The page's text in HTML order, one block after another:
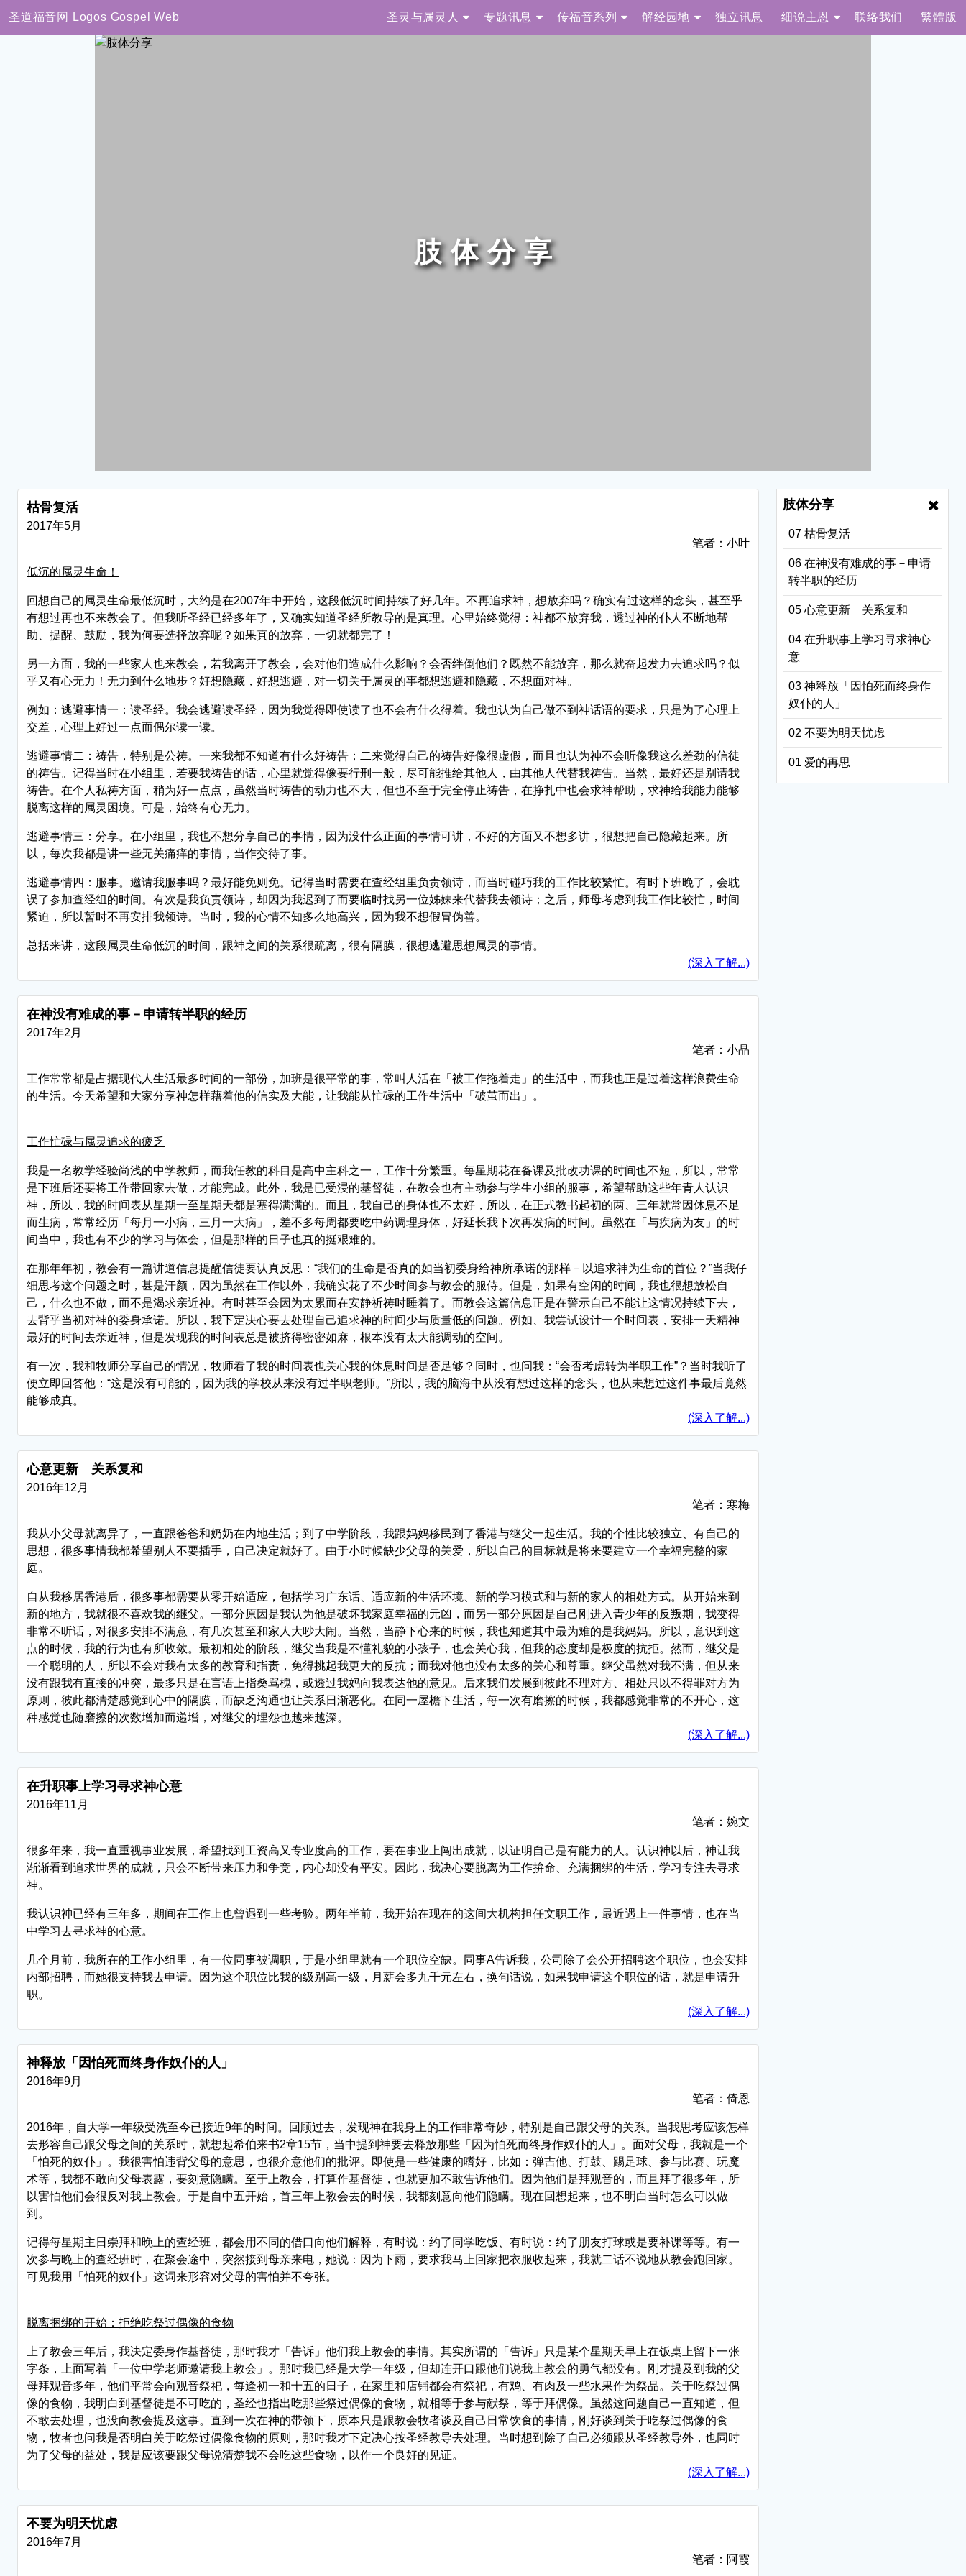
圣道福音网 Logos Gospel Web 圣灵与属灵人 专题讯息 传福音系列 解经园地 独立讯息 细说主恩 联络我们 繁體版
肢体分享
枯骨复活
2017年5月
笔者：小叶
低沉的属灵生命！
回想自己的属灵生命最低沉时，大约是在2007年中开始，这段低沉时间持续了好几年。不再追求神，想放弃吗？确实有过这样的念头，甚至乎
有想过再也不来教会了。但我听圣经已经多年了，又确实知道圣经所教导的是真理。心里始终觉得：神都不放弃我，透过神的仆人不断地帮
助、提醒、鼓励，我为何要选择放弃呢？如果真的放弃，一切就都完了！
另一方面，我的一些家人也来教会，若我离开了教会，会对他们造成什么影响？会否绊倒他们？既然不能放弃，那么就奋起发力去追求吗？似
乎又有心无力！无力到什么地步？好想隐藏，好想逃避，对一切关于属灵的事都想逃避和隐藏，不想面对神。
例如：逃避事情一：读圣经。我会逃避读圣经，因为我觉得即使读了也不会有什么得着。我也认为自己做不到神话语的要求，只是为了心理上
交差，心理上好过一点而偶尔读一读。
逃避事情二：祷告，特别是公祷。一来我都不知道有什么好祷告；二来觉得自己的祷告好像很虚假，而且也认为神不会听像我这么差劲的信徒
的祷告。记得当时在小组里，若要我祷告的话，心里就觉得像要行刑一般，尽可能推给其他人，由其他人代替我祷告。当然，最好还是别请我
祷告。在个人私祷方面，稍为好一点点，虽然当时祷告的动力也不大，但也不至于完全停止祷告，在挣扎中也会求神帮助，求神给我能力能够
脱离这样的属灵困境。可是，始终有心无力。
逃避事情三：分享。在小组里，我也不想分享自己的事情，因为没什么正面的事情可讲，不好的方面又不想多讲，很想把自己隐藏起来。所
以，每次我都是讲一些无关痛痒的事情，当作交待了事。
逃避事情四：服事。邀请我服事吗？最好能免则免。记得当时需要在查经组里负责领诗，而当时碰巧我的工作比较繁忙。有时下班晚了，会耽
误了参加查经组的时间。有次是我负责领诗，却因为我迟到了而要临时找另一位姊妹来代替我去领诗；之后，师母考虑到我工作比较忙，时间
紧迫，所以暂时不再安排我领诗。当时，我的心情不知多么地高兴，因为我不想假冒伪善。
总括来讲，这段属灵生命低沉的时间，跟神之间的关系很疏离，很有隔膜，很想逃避思想属灵的事情。
(深入了解...)
在神没有难成的事－申请转半职的经历
2017年2月
笔者：小晶
工作常常都是占据现代人生活最多时间的一部份，加班是很平常的事，常叫人活在「被工作拖着走」的生活中，而我也正是过着这样浪费生命
的生活。今天希望和大家分享神怎样藉着他的信实及大能，让我能从忙碌的工作生活中「破茧而出」。
工作忙碌与属灵追求的疲乏
我是一名教学经验尚浅的中学教师，而我任教的科目是高中主科之一，工作十分繁重。每星期花在备课及批改功课的时间也不短，所以，常常
是下班后还要将工作带回家去做，才能完成。此外，我是已受浸的基督徒，在教会也有主动参与学生小组的服事，希望帮助这些年青人认识
神，所以，我的时间表从星期一至星期天都是塞得满满的。而且，我自己的身体也不太好，所以，在正式教书起初的两、三年就常因休息不足
而生病，常常经历「每月一小病，三月一大病」，差不多每周都要吃中药调理身体，好延长我下次再发病的时间。虽然在「与疾病为友」的时
间当中，我也有不少的学习与体会，但是那样的日子也真的挺艰难的。
在那年年初，教会有一篇讲道信息提醒信徒要认真反思：“我们的生命是否真的如当初委身给神所承诺的那样－以追求神为生命的首位？”当我仔
细思考这个问题之时，甚是汗颜，因为虽然在工作以外，我确实花了不少时间参与教会的服侍。但是，如果有空闲的时间，我也很想放松自
己，什么也不做，而不是渴求亲近神。有时甚至会因为太累而在安静祈祷时睡着了。而教会这篇信息正是在警示自己不能让这情况持续下去，
去背乎当初对神的委身承诺。所以，我下定决心要去处理自己追求神的时间少与质量低的问题。例如、我尝试设计一个时间表，安排一天精神
最好的时间去亲近神，但是发现我的时间表总是被挤得密密如麻，根本没有太大能调动的空间。
有一次，我和牧师分享自己的情况，牧师看了我的时间表也关心我的休息时间是否足够？同时，也问我：“会否考虑转为半职工作”？当时我听了
便立即回答他：“这是没有可能的，因为我的学校从来没有过半职老师。”所以，我的脑海中从没有想过这样的念头，也从未想过这件事最后竟然
能够成真。
(深入了解...)
心意更新 关系复和
2016年12月
笔者：寒梅
我从小父母就离异了，一直跟爸爸和奶奶在内地生活；到了中学阶段，我跟妈妈移民到了香港与继父一起生活。我的个性比较独立、有自己的
思想，很多事情我都希望别人不要插手，自己决定就好了。由于小时候缺少父母的关爱，所以自己的目标就是将来要建立一个幸福完整的家
庭。
自从我移居香港后，很多事都需要从零开始适应，包括学习广东话、适应新的生活环境、新的学习模式和与新的家人的相处方式。从开始来到
新的地方，我就很不喜欢我的继父。一部分原因是我认为他是破坏我家庭幸福的元凶，而另一部分原因是自己刚进入青少年的反叛期，我变得
非常不听话，对很多安排不满意，有几次甚至和家人大吵大闹。当然，当静下心来的时候，我也知道其中最为难的是我妈妈。所以，意识到这
点的时候，我的行为也有所收敛。最初相处的阶段，继父当我是不懂礼貌的小孩子，也会关心我，但我的态度却是极度的抗拒。然而，继父是
一个聪明的人，所以不会对我有太多的教育和指责，免得挑起我更大的反抗；而我对他也没有太多的关心和尊重。继父虽然对我不满，但从来
没有跟我有直接的冲突，最多只是在言语上指桑骂槐，或透过我妈向我表达他的意见。后来我们发展到彼此不理对方、相处只以不得罪对方为
原则，彼此都清楚感觉到心中的隔膜，而缺乏沟通也让关系日渐恶化。在同一屋檐下生活，每一次有磨擦的时候，我都感觉非常的不开心，这
种感觉也随磨擦的次数增加而递增，对继父的埋怨也越来越深。
(深入了解...)
在升职事上学习寻求神心意
2016年11月
笔者：婉文
很多年来，我一直重视事业发展，希望找到工资高又专业度高的工作，要在事业上闯出成就，以证明自己是有能力的人。认识神以后，神让我
渐渐看到追求世界的成就，只会不断带来压力和争竞，内心却没有平安。因此，我决心要脱离为工作拚命、充满捆绑的生活，学习专注去寻求
神。
我认识神已经有三年多，期间在工作上也曾遇到一些考验。两年半前，我开始在现在的这间大机构担任文职工作，最近遇上一件事情，也在当
中学习去寻求神的心意。
几个月前，我所在的工作小组里，有一位同事被调职，于是小组里就有一个职位空缺。同事A告诉我，公司除了会公开招聘这个职位，也会安排
内部招聘，而她很支持我去申请。因为这个职位比我的级别高一级，月薪会多九千元左右，换句话说，如果我申请这个职位的话，就是申请升
职。
(深入了解...)
神释放「因怕死而终身作奴仆的人」
2016年9月
笔者：倚恩
2016年，自大学一年级受洗至今已接近9年的时间。回顾过去，发现神在我身上的工作非常奇妙，特别是自己跟父母的关系。当我思考应该怎样
去形容自己跟父母之间的关系时，就想起希伯来书2章15节，当中提到神要去释放那些「因为怕死而终身作奴仆的人」。面对父母，我就是一个
「怕死的奴仆」。我很害怕违背父母的意思，也很介意他们的批评。即使是一些健康的嗜好，比如：弹吉他、打鼓、踢足球、参与比赛、玩魔
术等，我都不敢向父母表露，要刻意隐瞒。至于上教会，打算作基督徒，也就更加不敢告诉他们。因为他们是拜观音的，而且拜了很多年，所
以害怕他们会很反对我上教会。于是自中五开始，首三年上教会去的时候，我都刻意向他们隐瞒。现在回想起来，也不明白当时怎么可以做
到。
记得每星期主日崇拜和晚上的查经班，都会用不同的借口向他们解释，有时说：约了同学吃饭、有时说：约了朋友打球或是要补课等等。有一
次参与晚上的查经班时，在聚会途中，突然接到母亲来电，她说：因为下雨，要求我马上回家把衣服收起来，我就二话不说地从教会跑回家。
可见我用「怕死的奴仆」这词来形容对父母的害怕并不夸张。
脱离捆绑的开始：拒绝吃祭过偶像的食物
上了教会三年后，我决定委身作基督徒，那时我才「告诉」他们我上教会的事情。其实所谓的「告诉」只是某个星期天早上在饭桌上留下一张
字条，上面写着「一位中学老师邀请我上教会」。那时我已经是大学一年级，但却连开口跟他们说我上教会的勇气都没有。刚才提及到我的父
母拜观音多年，他们平常会向观音祭祀，每逢初一和十五的日子，在家里和店铺都会有祭祀，有鸡、有肉及一些水果作为祭品。关于吃祭过偶
像的食物，我明白到基督徒是不可吃的，圣经也指出吃那些祭过偶像的食物，就相等于参与献祭，等于拜偶像。虽然这问题自己一直知道，但
不敢去处理，也没向教会提及这事。直到一次在神的带领下，原本只是跟教会牧者谈及自己日常饮食的事情，刚好谈到关于吃祭过偶像的食
物，牧者也问我是否明白关于吃祭过偶像食物的原则，那时我才下定决心按圣经教导去处理。当时想到除了自己必须跟从圣经教导外，也同时
为了父母的益处，我是应该要跟父母说清楚我不会吃这些食物，以作一个良好的见证。
(深入了解...)
不要为明天忧虑
2016年7月
笔者：阿霞
肢体分享
07 枯骨复活
06 在神没有难成的事－申请
转半职的经历
05 心意更新 关系复和
04 在升职事上学习寻求神心
意
03 神释放「因怕死而终身作
奴仆的人」
02 不要为明天忧虑
01 爱的再思